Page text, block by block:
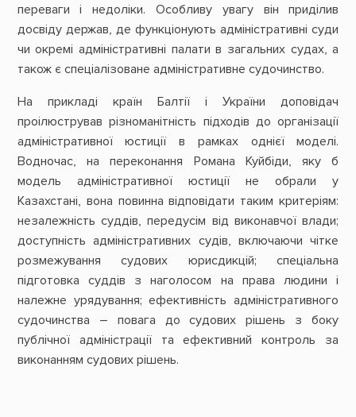
переваги і недоліки. Особливу увагу він приділив
досвіду держав, де функціонують адміністративні суди
чи окремі адміністративні палати в загальних судах, а
також є спеціалізоване адміністративне судочинство.
На прикладі країн Балтії і України доповідач
проілюстрував різноманітність підходів до організації
адміністративної юстиції в рамках однієї моделі.
Водночас, на переконання Романа Куйбіди, яку б
модель адміністративної юстиції не обрали у
Казахстані, вона повинна відповідати таким критеріям:
незалежність суддів, передусім від виконавчої влади;
доступність адміністративних судів, включаючи чітке
розмежування судових юрисдикцій; спеціальна
підготовка суддів з наголосом на права людини і
належне урядування; ефективність адміністративного
судочинства – повага до судових рішень з боку
публічної адміністрації та ефективний контроль за
виконанням судових рішень.